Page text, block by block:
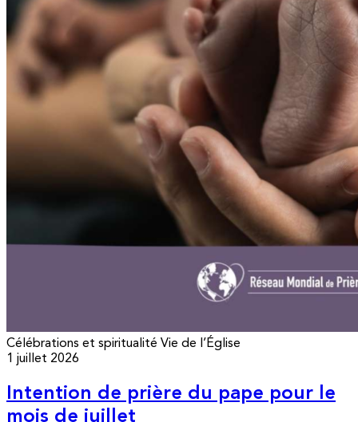
Célébrations et spiritualité Vie de l’Église
1 juillet 2026
Intention de prière du pape pour le
mois de juillet